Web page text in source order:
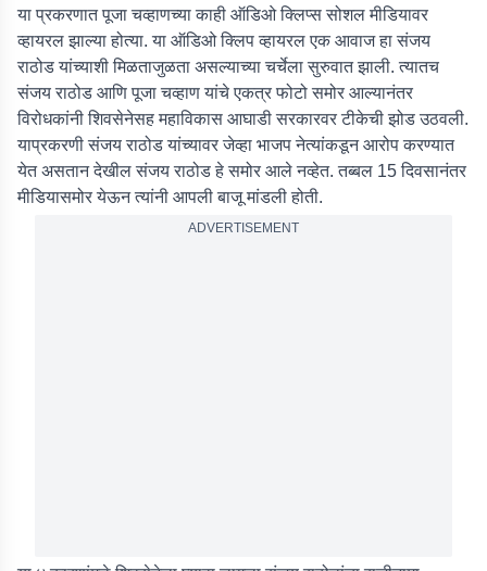
या प्रकरणात पूजा चव्हाणच्या काही ऑडिओ क्लिप्स सोशल मीडियावर
व्हायरल झाल्या होत्या. या ऑडिओ क्लिप व्हायरल एक आवाज हा संजय
राठोड यांच्याशी मिळताजुळता असल्याच्या चर्चेला सुरुवात झाली. त्यातच
संजय राठोड आणि पूजा चव्हाण यांचे एकत्र फोटो समोर आल्यानंतर
विरोधकांनी शिवसेनेसह महाविकास आघाडी सरकारवर टीकेची झोड उठवली.
याप्रकरणी संजय राठोड यांच्यावर जेव्हा भाजप नेत्यांकडून आरोप करण्यात
येत असतान देखील संजय राठोड हे समोर आले नव्हेत. तब्बल 15 दिवसानंतर
मीडियासमोर येऊन त्यांनी आपली बाजू मांडली होती.
ADVERTISEMENT